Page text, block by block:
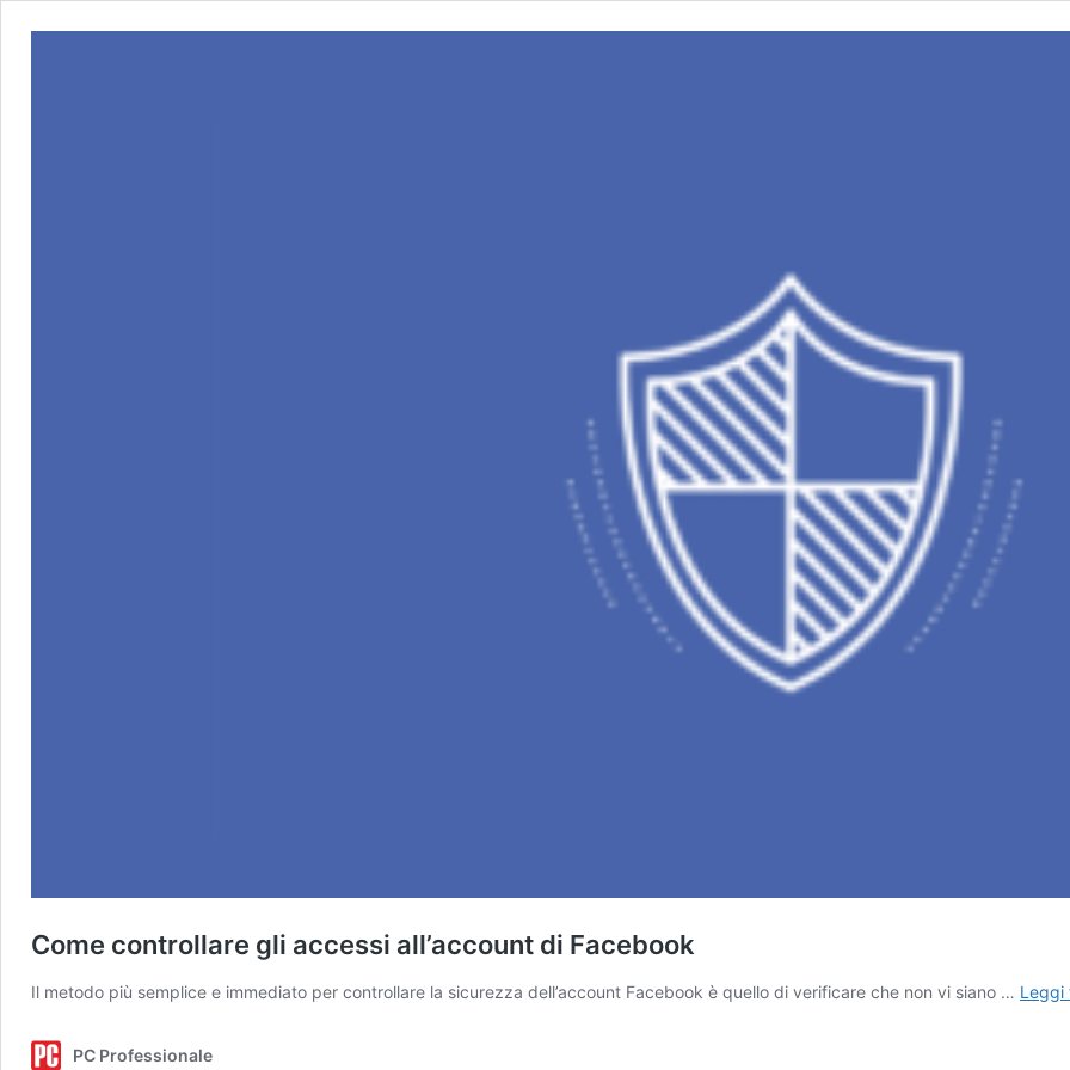
Come controllare gli accessi all’account di Facebook
Il metodo più semplice e immediato per controllare la sicurezza dell’account Facebook è quello di verificare che non vi siano … Leggi
PC Professionale